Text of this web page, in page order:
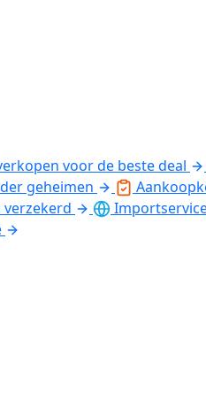
voor de beste deal
geheimen
verzekerd